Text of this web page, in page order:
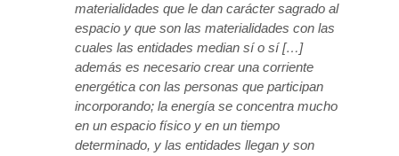
materialidades que le dan carácter sagrado al
espacio y que son las materialidades con las
cuales las entidades median sí o sí […]
además es necesario crear una corriente
energética con las personas que participan
incorporando; la energía se concentra mucho
en un espacio físico y en un tiempo
determinado, y las entidades llegan y son